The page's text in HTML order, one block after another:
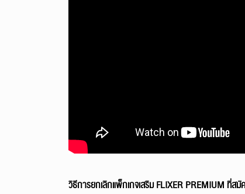
วิธีการยกเลิกแพ็กเกจเสริม FLIXER PREMIUM ที่ส